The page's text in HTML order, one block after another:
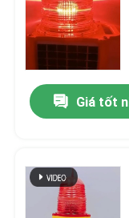
Đèn trực thăng
Đèn lồng biển
Đèn cảnh báo
Giá tốt